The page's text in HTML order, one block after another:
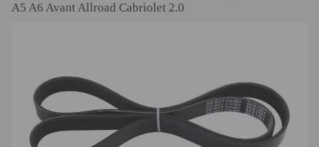
A5 A6 Avant Allroad Cabriolet 2.0